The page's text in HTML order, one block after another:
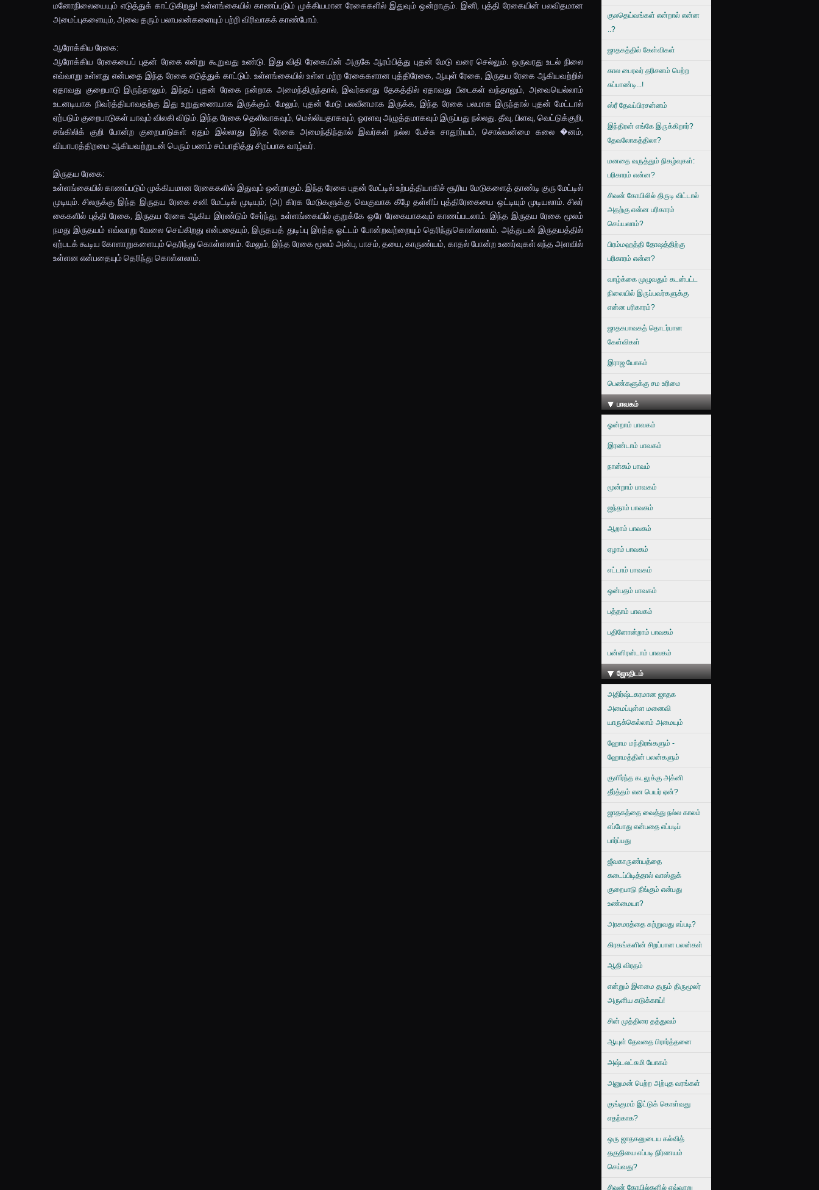
மனோநிலையையும் எடுத்துக் காட்டுகிறது! உள்ளங்கையில் காணப்படும் முக்கியமான ரேகைகளில் இதுவும் ஒன்றாகும். இனி, புத்தி ரேகையின் பலவிதமான
அமைப்புகளையும், அவை தரும் பலாபலன்களையும் பற்றி விரிவாகக் காண்போம்.
ஆரோக்கிய ரேகை:
ஆரோக்கிய ரேகையைப் புதன் ரேகை என்று கூறுவது உண்டு. இது விதி ரேகையின் அருகே ஆரம்பித்து புதன் மேடு வரை செல்லும். ஒருவரது உடல் நிலை
எவ்வாறு உள்ளது என்பதை இந்த ரேகை எடுத்துக் காட்டும். உள்ளங்கையில் உள்ள மற்ற ரேகைகளான புத்திரேகை, ஆயுள் ரேகை, இருதய ரேகை ஆகியவற்றில்
ஏதாவது குறைபாடு இருந்தாலும், இந்தப் புதன் ரேகை நன்றாக அமைந்திருந்தால், இவர்களது தேகத்தில் ஏதாவது பீடைகள் வந்தாலும், அவையெல்லாம்
உடனடியாக நிவர்த்தியாவதற்கு இது உறுதுணையாக இருக்கும். மேலும், புதன் மேடு பலவீனமாக இருக்க, இந்த ரேகை பலமாக இருந்தால் புதன் மேட்டால்
ஏற்படும் குறைபாடுகள் யாவும் விலகி விடும். இந்த ரேகை தெளிவாகவும், மெல்லியதாகவும், ஓரளவு அழுத்தமாகவும் இருப்பது நல்லது. தீவு, பிளவு, வெட்டுக்குறி,
சங்கிலிக் குறி போன்ற குறைபாடுகள் ஏதும் இல்லாது இந்த ரேகை அமைந்திந்தால் இவர்கள் நல்ல பேச்சு சாதூர்யம், சொல்வன்மை கலை �னம்,
வியாபரத்திறமை ஆகியவற்றுடன் பெரும் பணம் சம்பாதித்து சிறப்பாக வாழ்வர்.
இருதய ரேகை:
உள்ளங்கையில் காணப்படும் முக்கியமான ரேகைகளில் இதுவும் ஒன்றாகும். இந்த ரேகை புதன் மேட்டில் உற்பத்தியாகிச் சூரிய மேடுகளைத் தாண்டி குரு மேட்டில்
முடியும். சிலருக்கு இந்த இருதய ரேகை சனி மேட்டில் முடியும்; (அ) கிரக மேடுகளுக்கு வெகுவாக கீழே தள்ளிப் புத்திரேகையை ஒட்டியும் முடியலாம். சிலர்
கைகளில் புத்தி ரேகை, இருதய ரேகை ஆகிய இரண்டும் சேர்ந்து, உள்ளங்கையில் குறுக்கே ஒரே ரேகையாகவும் காணப்படலாம். இந்த இருதய ரேகை மூலம்
நமது இருதயம் எவ்வாறு வேலை செய்கிறது என்பதையும், இருதயத் துடிப்பு இரத்த ஓட்டம் போன்றவற்றையும் தெரிந்துகொள்ளலாம். அத்துடன் இருதயத்தில்
ஏற்படக் கூடிய கோளாறுகளையும் தெரிந்து கொள்ளலாம். மேலும், இந்த ரேகை மூலம் அன்பு, பாசம், தயை, காருண்யம், காதல் போன்ற உணர்வுகள் எந்த அளவில்
உள்ளன என்பதையும் தெரிந்து கொள்ளலாம்.
குலதெய்வங்கள் என்றால் என்ன
..?
ஜாதகத்தில் கேள்விகள்
கால பைரவர் தரிசனம் பெற்ற
சுப்பாண்டி...!
ஸ்ரீ தேவப்பிரசன்னம்
இந்திரன் எங்கே இருக்கிறார்?
தேவலோகத்திலா?
மனதை வருத்தும் நிகழ்வுகள்:
பரிகாரம் என்ன?
சிவன் கோயிலில் திருடி விட்டால்
அதற்கு என்ன பரிகாரம்
செய்யலாம்?
பிரம்மஹத்தி தோஷத்திற்கு
பரிகாரம் என்ன?
வாழ்க்கை முழுவதும் கடன்பட்ட
நிலையில் இருப்பவர்களுக்கு
என்ன பரிகாரம்?
ஜாதகபாவகத் தொடர்பான
கேள்விகள்
இராஜ யோகம்
பெண்களுக்கு சம உரிமை
பாவகம்
ஓன்றாம் பாவகம்
இரண்டாம் பாவகம்
நான்கம் பாவம்
மூன்றாம் பாவகம்
ஐந்தாம் பாவகம்
ஆறாம் பாவகம்
ஏழாம் பாவகம்
எட்டாம் பாவகம்
ஒன்பதம் பாவகம்
பத்தாம் பாவகம்
பதினோன்றாம் பாவகம்
பன்னிரன்டாம் பாவகம்
ஜோதிடம்
அதிர்ஷ்டகரமான ஜாதக
அமைப்புள்ள மனைவி
யாருக்கெல்லாம் அமையும்
ஹோம மந்திரங்களும் -
ஹோமத்தின் பலன்களும்
குளிர்ந்த கடலுக்கு அக்னி
தீர்த்தம் என பெயர் ஏன்?
ஜாதகத்தை வைத்து நல்ல காலம்
எப்போது என்பதை எப்படிப்
பார்ப்பது
ஜீவகாருண்யத்தை
கடைப்பிடித்தால் வாஸ்துக்
குறைபாடு நீங்கும் என்பது
உண்மையா?
அரசமரத்தை சுற்றுவது எப்படி?
கிரகங்களின் சிறப்பான பலன்கள்
ஆதி விரதம்
என்றும் இளமை தரும் திருமூலர்
அருளிய கடுக்காய்!
சின் முத்திரை தத்துவம்
ஆயுள் தேவதை பிரார்த்தனை
அஷ்டலட்சுமி யோகம்
அனுமன் பெற்ற அற்புத வரங்கள்
குங்குமம் இட்டுக் கொள்வது
எதற்காக?
ஒரு ஜாதகனுடைய கல்வித்
தகுதியை எப்படி நிர்ணயம்
செய்வது?
சிவன் கோயில்களில் எவ்வாறு